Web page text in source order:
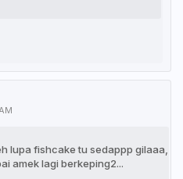
lupa fishcake tu sedappp gilaaa,
amek lagi berkeping2...